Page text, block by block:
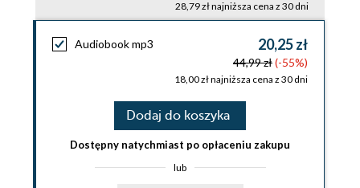
28,79 zł najniższa cena z 30 dni
Audiobook mp3 20,25 zł
44,99 zł(-55%)
18,00 zł najniższa cena z 30 dni
Dodaj do koszyka
Dostępny natychmiast po opłaceniu zakupu
lub